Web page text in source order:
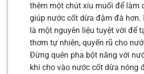
thêm một chút xíu muối để làm
giúp nước cốt dừa đậm đà hơn.
là một nguyên liệu tuyệt vời để
thơm tự nhiên, quyến rũ cho
Đừng quên pha bột năng với
khi cho vào nước cốt dừa nóng